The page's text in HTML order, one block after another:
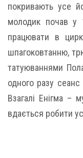
покривають усе
молодик почав у
працювати в
шпагоковтанню,
татуюваннями
одного разу
Взагалі Енігма –
вдається робити